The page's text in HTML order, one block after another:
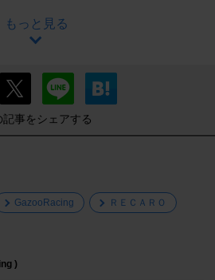
もっと見る
記事をシェアする
GazooRacing ＲＥＣＡＲＯ
)